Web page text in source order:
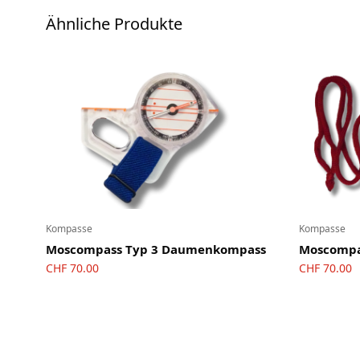
Ähnliche Produkte
Kompasse
Moscompass Typ 3 Daumenkompass
CHF 70.00
Kompasse
CHF 70.00
Schuhe
Uhren / Pulsmesser / GPS
Vereinsmaterial
Winterartikel